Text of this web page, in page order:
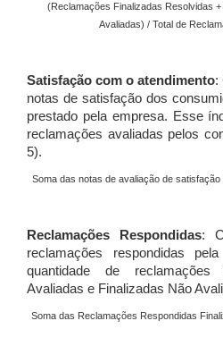
(Reclamações Finalizadas Resolvidas
Avaliadas) / Total de
Satisfação com o atendimento:
notas de satisfação dos
prestado pela empresa. Esse
reclamações avaliadas pelos
5).
Soma das notas de avaliação de
Reclamações Respondidas:
reclamações respondidas
quantidade de reclamações
Avaliadas e Finalizadas Não
Soma das Reclamações Respondidas